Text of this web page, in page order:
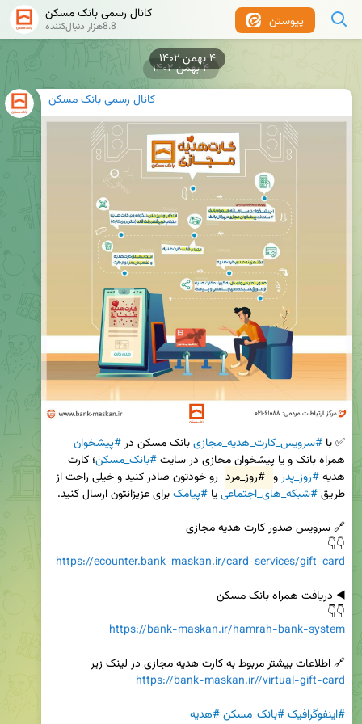
۴ بهمن ۱۴۰۲
پیوستن کانال رسمی بانک مسکن
8.8هزار دنبال‌کننده
کانال رسمی بانک مسکن
✅ با #سرویس_کارت_هدیه_مجازی بانک مسکن در #پیشخوان
همراه بانک و یا پیشخوان مجازی در سایت #بانک_مسکن
هدیه #روز_پدر و #روز_مرد
طریق #شبکه_های_اجتماعی یا #پیامک
👇👇
https://ecounter.bank-maskan.ir/card-services/gift-card
👇👇
https://bank-maskan.ir/hamrah-bank-system
🔗 اطلاعات بیشتر مربوط به کارت هدیه مجازی در لینک زیر
https://bank-maskan.ir//virtual-gift-card
#اینفوگرافیک#بانک_مسکن#هدیه
۴ بهمن ۱۴۰۲